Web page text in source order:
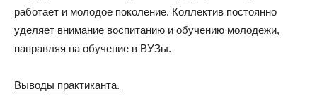
работает и молодое поколение. Коллектив постоянно
уделяет внимание воспитанию и обучению молодежи,
направляя на обучение в ВУЗы.
Выводы практиканта.